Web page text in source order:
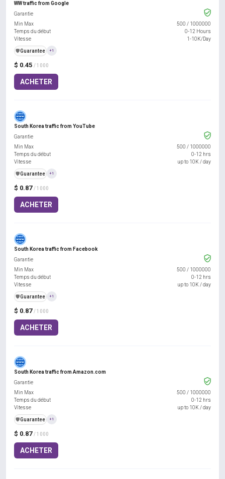
WW traffic from Google
$ 0.45 / 1000
ACHETER
Garantie
Min Max
500 / 1000000
Temps du début
0-12 Hours
Vitesse
1-10K/Day
️🛡️Guarantee +1
South Korea traffic from YouTube
$ 0.87 / 1000
ACHETER
Garantie
Min Max
500 / 1000000
Temps du début
0-12 hrs
Vitesse
up to 10K / day
️🛡️Guarantee +1
South Korea traffic from Facebook
$ 0.87 / 1000
ACHETER
Garantie
Min Max
500 / 1000000
Temps du début
0-12 hrs
Vitesse
up to 10K / day
️🛡️Guarantee +1
South Korea traffic from Amazon.com
$ 0.87 / 1000
ACHETER
Garantie
Min Max
500 / 1000000
Temps du début
0-12 hrs
Vitesse
up to 10K / day
️🛡️Guarantee +1